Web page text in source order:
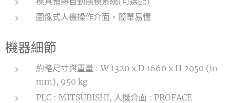
圖像式人機操作介面，簡單易懂
機器細節
約略尺寸與重量 : W 1320 x D 1660 x H 2050 (in
mm), 950 kg
PLC : MITSUBISHI, 人機介面 : PROFACE